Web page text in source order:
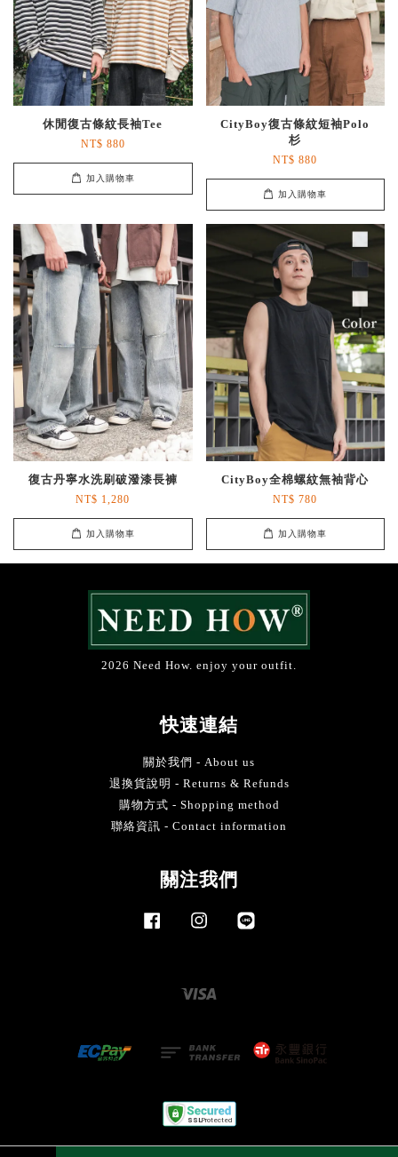
休閒復古條紋長袖Tee
NT$ 880
加入購物車
CityBoy復古條紋短袖Polo
杉
NT$ 880
加入購物車
復古丹寧水洗刷破潑漆長褲
NT$ 1,280
加入購物車
CityBoy全棉螺紋無袖背心
NT$ 780
加入購物車
2026 Need How. enjoy your outfit.
快速連結
關於我們 - About us
退換貨說明 - Returns & Refunds
購物方式 - Shopping method
聯絡資訊 - Contact information
關注我們
Facebook Instagram